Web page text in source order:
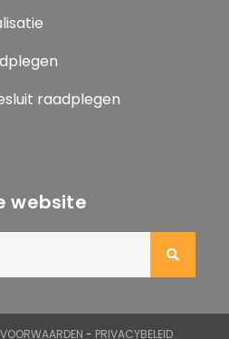
raadplegen
website
- PRIVACYBELEID